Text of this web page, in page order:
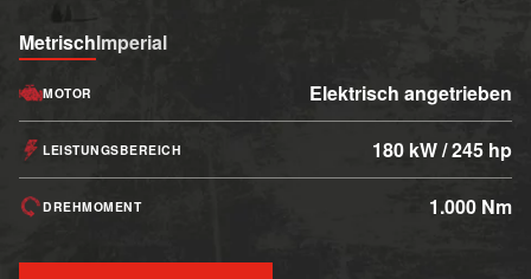
MetrischImperial
MOTOR Elektrisch angetrieben
LEISTUNGSBEREICH 180 kW / 245 hp
DREHMOMENT 1.000 Nm